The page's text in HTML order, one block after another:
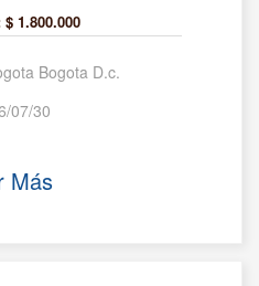
$ 1.800.000
Bogota D.c.
07/30
Más